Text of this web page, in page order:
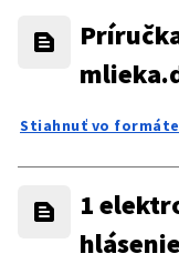
Stiahnuť vo formáte
1